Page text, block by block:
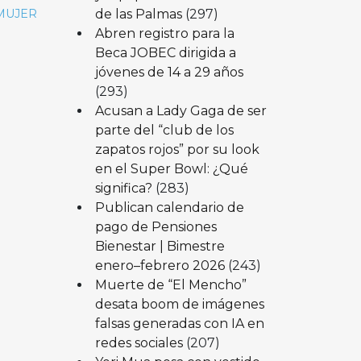
de las Palmas (297)
Abren registro para la
Beca JOBEC dirigida a
jóvenes de 14 a 29 años
(293)
Acusan a Lady Gaga de ser
parte del “club de los
zapatos rojos” por su look
en el Super Bowl: ¿Qué
significa? (283)
Publican calendario de
pago de Pensiones
Bienestar | Bimestre
enero–febrero 2026 (243)
Muerte de “El Mencho”
desata boom de imágenes
falsas generadas con IA en
redes sociales (207)